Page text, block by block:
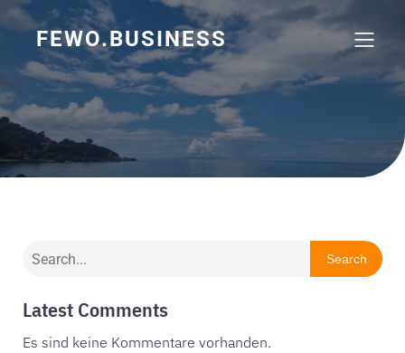
FEWO.BUSINESS
Search
Latest Comments
Es sind keine Kommentare vorhanden.